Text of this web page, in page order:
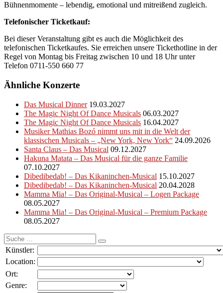
Bühnenmomente – lebendig, emotional und mitreißend zugleich.
Telefonischer Ticketkauf:
Bei dieser Veranstaltung gibt es auch die Möglichkeit des
telefonischen Ticketkaufes. Sie erreichen unsere Tickethotline in der
Regel von Montag bis Freitag zwischen 10 und 18 Uhr unter
Telefon 0711-550 660 77
Ähnliche Konzerte
Das Musical Dinner 19.03.2027
The Magic Night Of Dance Musicals 06.03.2027
The Magic Night Of Dance Musicals 16.04.2027
Musiker Mathias Bozó nimmt uns mit in die Welt der
klassischen Musicals – „New York, New York“ 24.09.2026
Santa Claus – Das Musical 09.12.2027
Hakuna Matata – Das Musical für die ganze Familie
07.10.2027
Dibedibedab! – Das Kikaninchen-Musical 15.10.2027
Dibedibedab! – Das Kikaninchen-Musical 20.04.2028
Mamma Mia! – Das Original-Musical – Logen Package
08.05.2027
Mamma Mia! – Das Original-Musical – Premium Package
08.05.2027
Suche
nach:
Künstler:
Location:
Ort:
Genre: